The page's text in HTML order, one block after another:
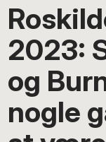
2023:
og
nogle